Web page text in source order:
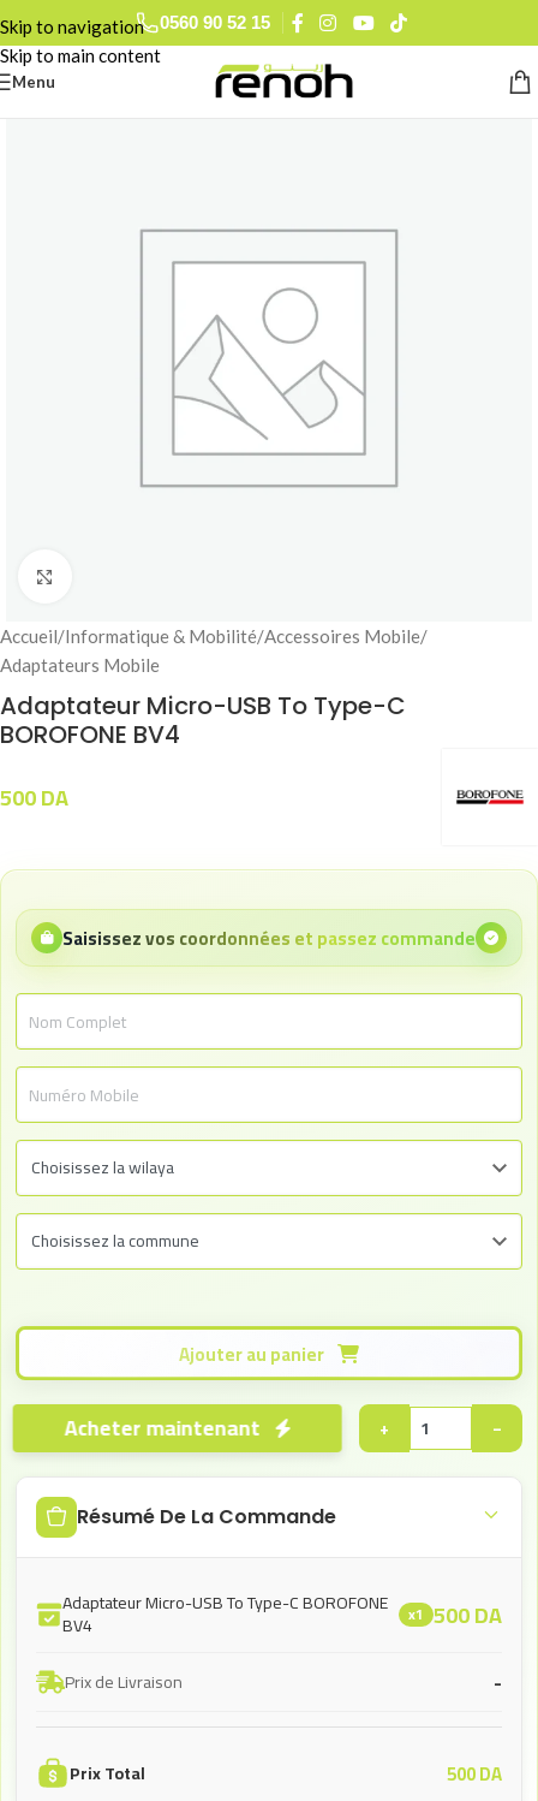
Skip to navigation
Skip to main content
0560 90 52 15
Menu
Accueil/Informatique & Mobilité/Accessoires Mobile/
Adaptateurs Mobile
Adaptateur Micro-USB To Type-C
BOROFONE BV4
500DA
Saisissez vos coordonnées et passez commande
−
+
Acheter maintenant
Résumé De La Commande
Adaptateur Micro-USB To Type-C BOROFONE
BV4 x1 500DA
Prix de Livraison -
Prix Total 500DA